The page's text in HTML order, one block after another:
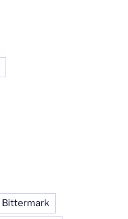
Bittermark